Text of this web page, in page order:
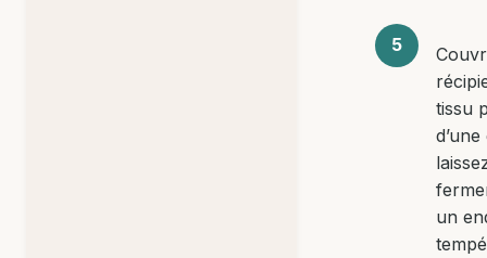
tissu
un